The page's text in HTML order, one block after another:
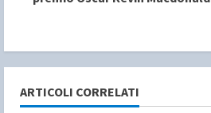
n
u
ARTICOLI CORRELATI